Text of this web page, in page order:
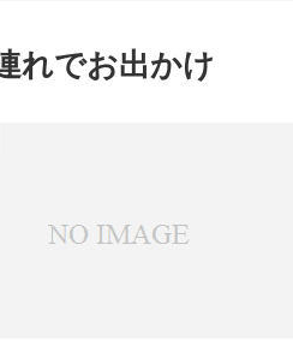
れでお出かけ